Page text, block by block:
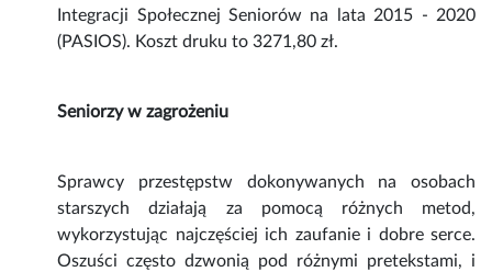
Integracji Społecznej Seniorów na lata 2015 - 2020
(PASIOS). Koszt druku to 3271,80 zł.
Seniorzy w zagrożeniu
Sprawcy przestępstw dokonywanych na osobach
starszych działają za pomocą różnych metod,
wykorzystując najczęściej ich zaufanie i dobre serce.
Oszuści często dzwonią pod różnymi pretekstami, i